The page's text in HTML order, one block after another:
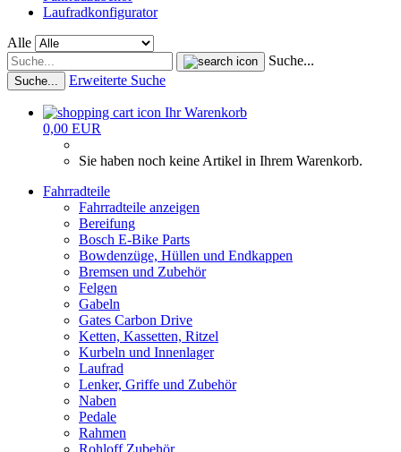
Laufradkonfigurator
Alle
Suche...
Suche... Erweiterte Suche
Ihr Warenkorb
0,00 EUR
Sie haben noch keine Artikel in Ihrem Warenkorb.
Fahrradteile
Fahrradteile anzeigen
Bereifung
Bosch E-Bike Parts
Bowdenzüge, Hüllen und Endkappen
Bremsen und Zubehör
Felgen
Gabeln
Gates Carbon Drive
Ketten, Kassetten, Ritzel
Kurbeln und Innenlager
Laufrad
Lenker, Griffe und Zubehör
Naben
Pedale
Rahmen
Rohloff Zubehör